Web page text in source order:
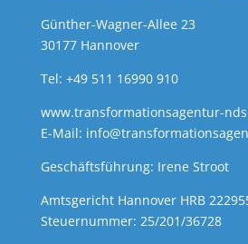
Günther-Wagner-Allee 23
30177 Hannover
Tel: +49 511 16990 910
www.transformationsagentur-
E-Mail:
Geschäftsführung: Irene Stroot
Amtsgericht Hannover HRB
Steuernummer: 25/201/36728